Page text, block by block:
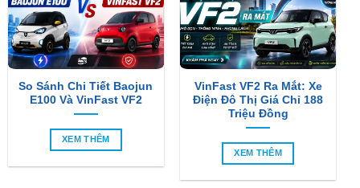
So Sánh Chi Tiết Baojun
E100 Và VinFast VF2
XEM THÊM
VinFast VF2 Ra Mắt: Xe
Điện Đô Thị Giá Chỉ 188
Triệu Đồng
XEM THÊM